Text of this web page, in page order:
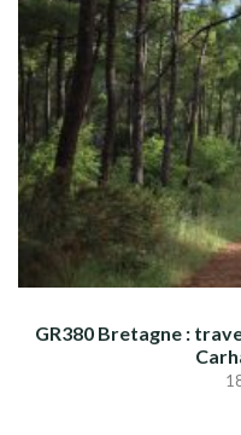
GR380 Bretagne :